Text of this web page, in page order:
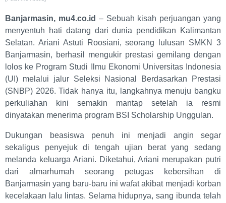
Banjarmasin, mu4.co.id – Sebuah kisah perjuangan yang
menyentuh hati datang dari dunia pendidikan Kalimantan
Selatan. Ariani Astuti Roosiani, seorang lulusan SMKN 3
Banjarmasin, berhasil mengukir prestasi gemilang dengan
lolos ke Program Studi Ilmu Ekonomi Universitas Indonesia
(UI) melalui jalur Seleksi Nasional Berdasarkan Prestasi
(SNBP) 2026. Tidak hanya itu, langkahnya menuju bangku
perkuliahan kini semakin mantap setelah ia resmi
dinyatakan menerima program BSI Scholarship Unggulan.
Dukungan beasiswa penuh ini menjadi angin segar
sekaligus penyejuk di tengah ujian berat yang sedang
melanda keluarga Ariani. Diketahui, Ariani merupakan putri
dari almarhumah seorang petugas kebersihan di
Banjarmasin yang baru-baru ini wafat akibat menjadi korban
kecelakaan lalu lintas. Selama hidupnya, sang ibunda telah